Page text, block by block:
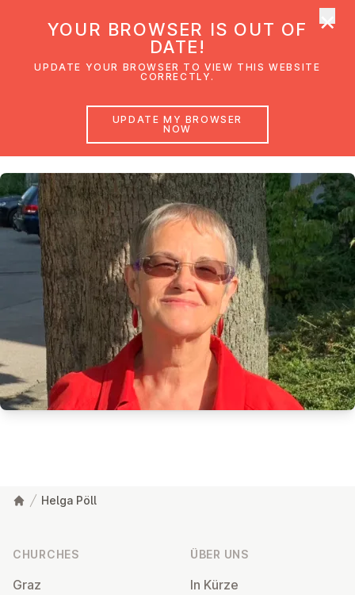
Helga Pöll
Helga Pöll
CHURCHES
Graz
ÜBER UNS
In Kürze
YOUR BROWSER IS OUT OF
DATE!
UPDATE YOUR BROWSER TO VIEW THIS WEBSITE
CORRECTLY.
UPDATE MY BROWSER
NOW
×